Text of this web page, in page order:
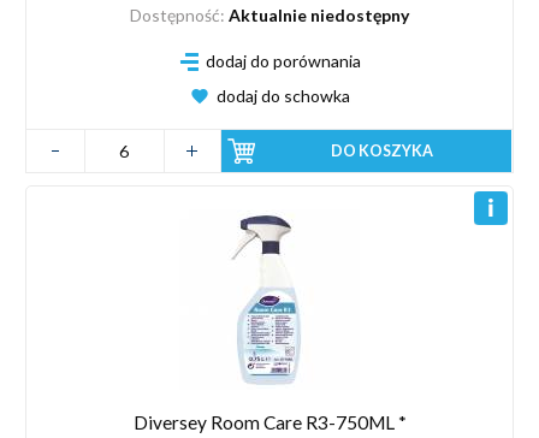
Dostępność: Aktualnie niedostępny
dodaj do porównania
dodaj do schowka
DO KOSZYKA
Diversey Room Care R3-750ML *